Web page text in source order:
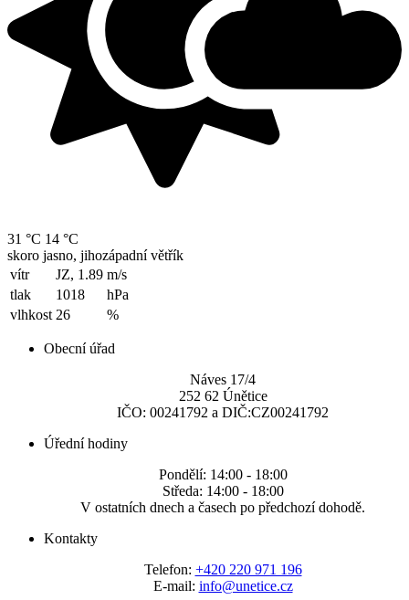
31 °C 14 °C
skoro jasno, jihozápadní větřík
vítr
JZ, 1.89 m/s
tlak
1018
hPa
vlhkost 26 %
Obecní úřad
Náves 17/4
252 62 Únětice
IČO: 00241792 a DIČ:CZ00241792
Úřední hodiny
Pondělí: 14:00 - 18:00
Středa: 14:00 - 18:00
V ostatních dnech a časech po předchozí dohodě.
Kontakty
Telefon: +420 220 971 196
E-mail: info@unetice.cz